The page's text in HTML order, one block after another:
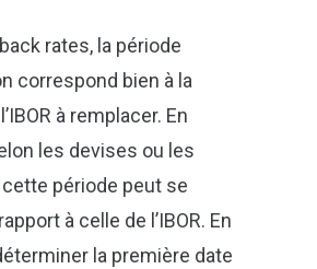
rates, la période
correspond bien à la
à remplacer. En
les devises ou les
période peut se
à celle de l’IBOR. En
la première date